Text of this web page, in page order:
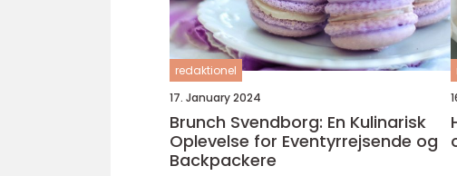
redaktionel
17. January 2024
Brunch Svendborg: En Kulinarisk
Oplevelse for Eventyrrejsende og
Backpackere